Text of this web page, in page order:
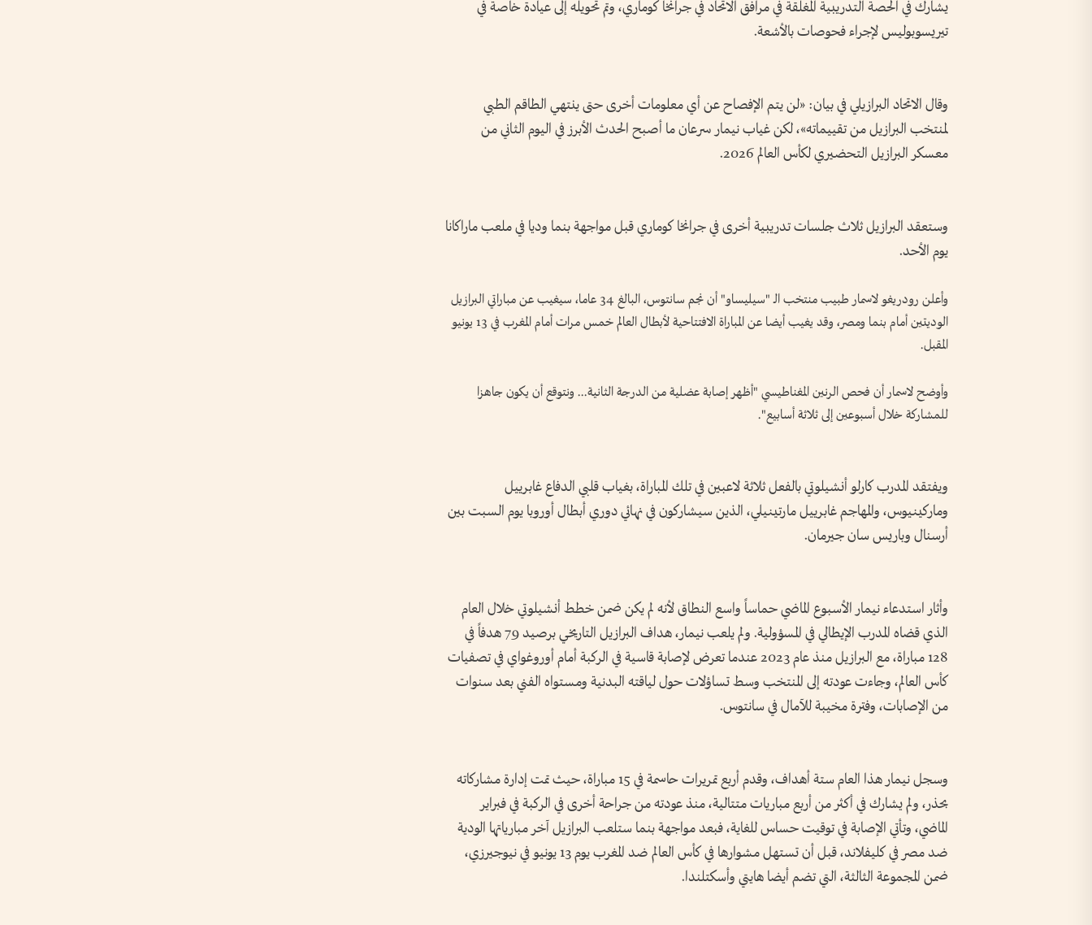
يشارك في الحصة التدريبية المغلقة في مرافق الاتحاد في جرانخا كوماري، وتم تحويله إلى عيادة خاصة في
تيريسوبوليس ⁠لإجراء فحوصات بالأشعة.
وقال الاتحاد البرازيلي في بيان: «لن يتم الإفصاح عن أي معلومات أخرى حتى ينتهي الطاقم الطبي
لمنتخب البرازيل من تقييماته»، لكن غياب نيمار سرعان ما أصبح الحدث الأبرز في اليوم الثاني من
معسكر البرازيل التحضيري لكأس ‌العالم 2026.
وستعقد البرازيل ثلاث جلسات تدريبية أخرى في جرانخا كوماري قبل مواجهة بنما وديا في ملعب ماراكانا
يوم الأحد.
وأعلن رودريغو لاسمار طبيب منتخب الـ "سيليساو" أن نجم سانتوس، البالغ 34 عاما، سيغيب عن مباراتي البرازيل
الوديتين أمام بنما ومصر، وقد يغيب أيضا عن المباراة الافتتاحية لأبطال العالم خمس مرات أمام المغرب في 13 يونيو
المقبل.
وأوضح لاسمار أن فحص الرنين المغناطيسي "أظهر إصابة عضلية من الدرجة الثانية... ونتوقع أن يكون جاهزا
للمشاركة خلال أسبوعين إلى ثلاثة أسابيع".
ويفتقد المدرب كارلو أنشيلوتي بالفعل ثلاثة لاعبين ‌في تلك المباراة، بغياب قلبي الدفاع غابرييل
وماركينيوس، والمهاجم غابرييل مارتينيلي، ‌الذين سيشاركون في نهائي دوري أبطال أوروبا يوم السبت بين
أرسنال وباريس ‌سان جيرمان.
وأثار استدعاء نيمار الأسبوع ‌الماضي حماساً واسع النطاق لأنه لم يكن ضمن خطط أنشيلوتي خلال العام
الذي قضاه المدرب الإيطالي في المسؤولية. ولم ​يلعب نيمار، هداف ‌البرازيل التاريخي برصيد 79 ​هدفاً في
128 مباراة، مع البرازيل منذ ⁠عام 2023 عندما تعرض لإصابة قاسية في الركبة أمام أوروغواي في تصفيات
كأس العالم، وجاءت عودته إلى المنتخب وسط تساؤلات حول لياقته البدنية ومستواه الفني بعد ​سنوات
من الإصابات، ⁠وفترة مخيبة للآمال ⁠في سانتوس.
وسجل نيمار هذا العام ستة أهداف، وقدم أربع تمريرات حاسمة في 15 مباراة، حيث تمت إدارة مشاركاته
بحذر، ولم يشارك في أكثر من أربع مباريات ⁠متتالية، منذ عودته من جراحة أخرى في الركبة في فبراير
الماضي، وتأتي الإصابة في توقيت حساس للغاية، فبعد مواجهة بنما ستلعب البرازيل آخر مبارياتها الودية
ضد مصر في كليفلاند، قبل أن تستهل مشوارها في كأس العالم ضد المغرب يوم 13 يونيو في نيوجيرزي،
ضمن المجموعة الثالثة، التي تضم ‌أيضا هايتي وأسكتلندا.